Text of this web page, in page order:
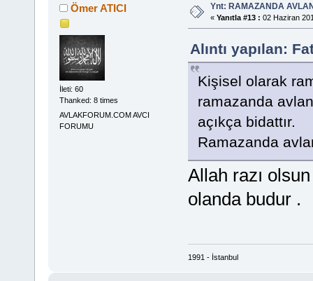
Ömer ATICI
İleti: 60
Thanked: 8 times
AVLAKFORUM.COM AVCI
FORUMU
Ynt: RAMAZANDA
« Yanıtla #13 : 02 Haziran
Alıntı yapılan:
Kişisel olarak
ramazanda
açıkça bidattır.
Ramazanda
Allah razı
olanda budur .
1991 - İstanbul